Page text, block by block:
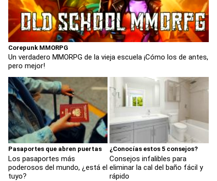
Corepunk MMORPG
Un verdadero MMORPG de la vieja escuela ¡Cómo los de antes,
pero mejor!
Pasaportes que abren puertas
Los pasaportes más
poderosos del mundo, ¿está el
tuyo?
¿Conocías estos 5 consejos?
Consejos infalibles para
eliminar la cal del baño fácil y
rápido